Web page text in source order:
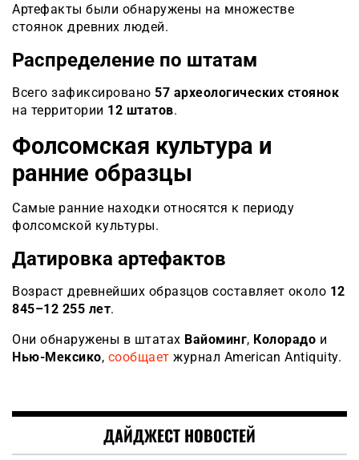
Артефакты были обнаружены на множестве
стоянок древних людей.
Распределение по штатам
Всего зафиксировано 57 археологических стоянок
на территории 12 штатов.
Фолсомская культура и
ранние образцы
Самые ранние находки относятся к периоду
фолсомской культуры.
Датировка артефактов
Возраст древнейших образцов составляет около 12
845–12 255 лет.
Они обнаружены в штатах Вайоминг, Колорадо и
Нью-Мексико, сообщает журнал American Antiquity.
ДАЙДЖЕСТ НОВОСТЕЙ